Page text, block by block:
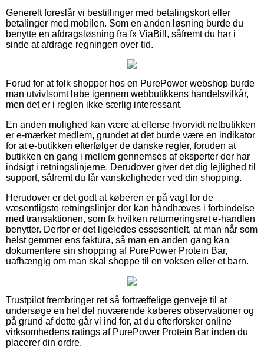
Generelt foreslår vi bestillinger med betalingskort eller
betalinger med mobilen. Som en anden løsning burde du
benytte en afdragsløsning fra fx ViaBill, såfremt du har i
sinde at afdrage regningen over tid.
Forud for at folk shopper hos en PurePower webshop burde
man utvivlsomt løbe igennem webbutikkens handelsvilkår,
men det er i reglen ikke særlig interessant.
En anden mulighed kan være at efterse hvorvidt netbutikken
er e-mærket medlem, grundet at det burde være en indikator
for at e-butikken efterfølger de danske regler, foruden at
butikken en gang i mellem gennemses af eksperter der har
indsigt i retningslinjerne. Derudover giver det dig lejlighed til
support, såfremt du får vanskeligheder ved din shopping.
Herudover er det godt at køberen er på vagt for de
væsentligste retningslinjer der kan håndhæves i forbindelse
med transaktionen, som fx hvilken returneringsret e-handlen
benytter. Derfor er det ligeledes essesentielt, at man når som
helst gemmer ens faktura, så man en anden gang kan
dokumentere sin shopping af PurePower Protein Bar,
uafhængig om man skal shoppe til en voksen eller et barn.
Trustpilot frembringer ret så fortræffelige genveje til at
undersøge en hel del nuværende køberes observationer og
på grund af dette går vi ind for, at du efterforsker online
virksomhedens ratings af PurePower Protein Bar inden du
placerer din ordre.